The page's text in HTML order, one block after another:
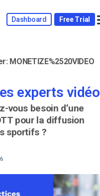
Dashboard Free Trial
MONETIZE%2520VIDEO
experts vidéo
vous besoin d’une
pour la diffusion
sportifs ?